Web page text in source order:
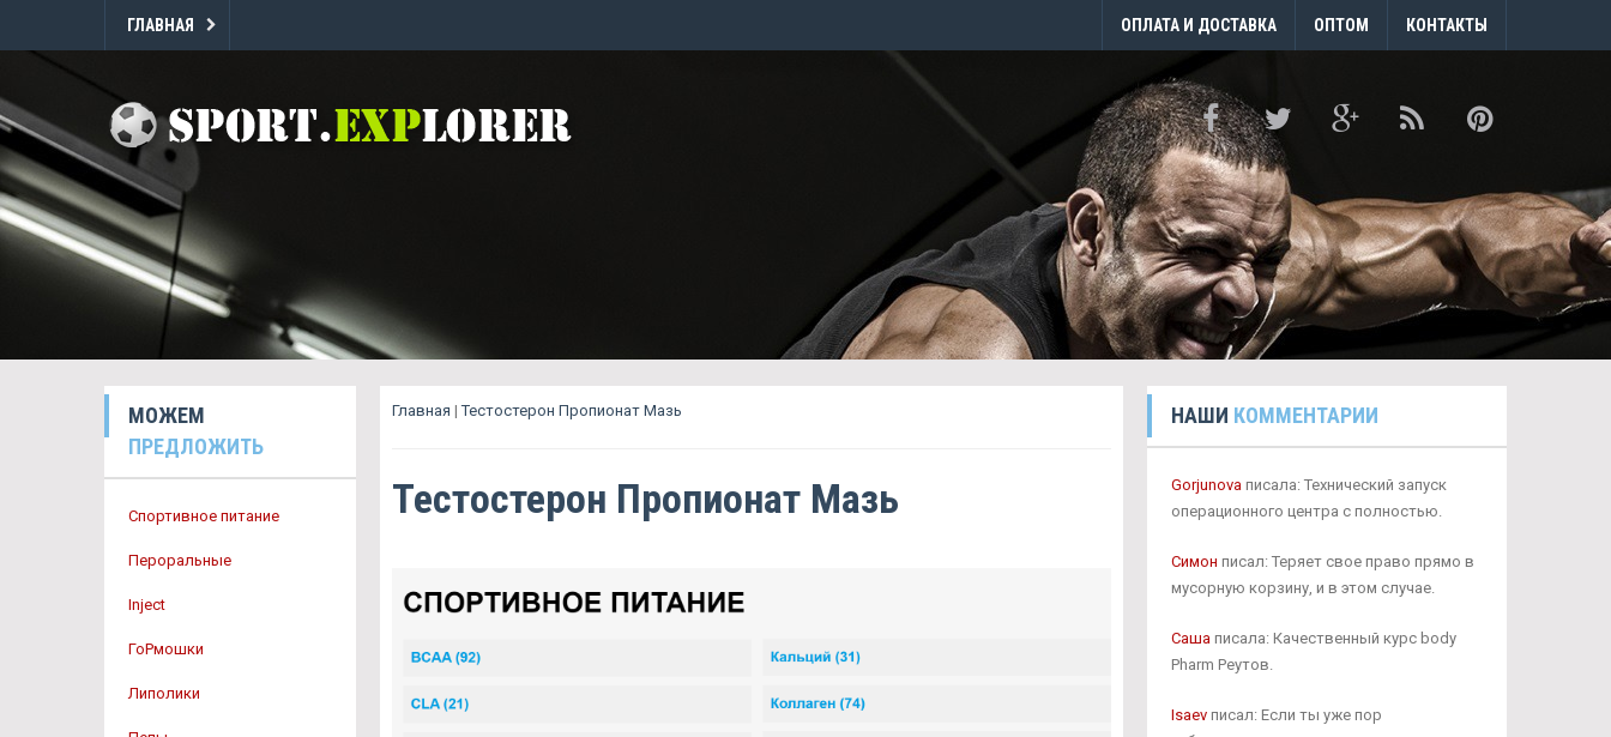
ГЛАВНАЯ ОПЛАТА И ДОСТАВКА ОПТОМ КОНТАКТЫ
МОЖЕМ
ПРЕДЛОЖИТЬ
Спортивное питание
Пероральные
Inject
ГоРмошки
Липолики
Главная |Тестостерон Пропионат Мазь
Тестостерон Пропионат Мазь
НАШИ КОММЕНТАРИИ
Gorjunovaписала: Технический запуск
операционного центра с полностью.
Симон писал: Теряет свое право прямо в
мусорную корзину, и в этом случае.
Сашаписала: Качественный курс body
Pharm Реутов.
Isaevписал: Если ты уже пор